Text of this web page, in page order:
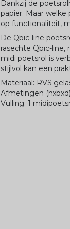
Dankzij de
papier. Maar
op functionaliteit,
De Qbic-line
rasechte Qbic-
midi poetsrol is
stijlvol kan een
Materiaal: RVS
Afmetingen
Vulling: 1